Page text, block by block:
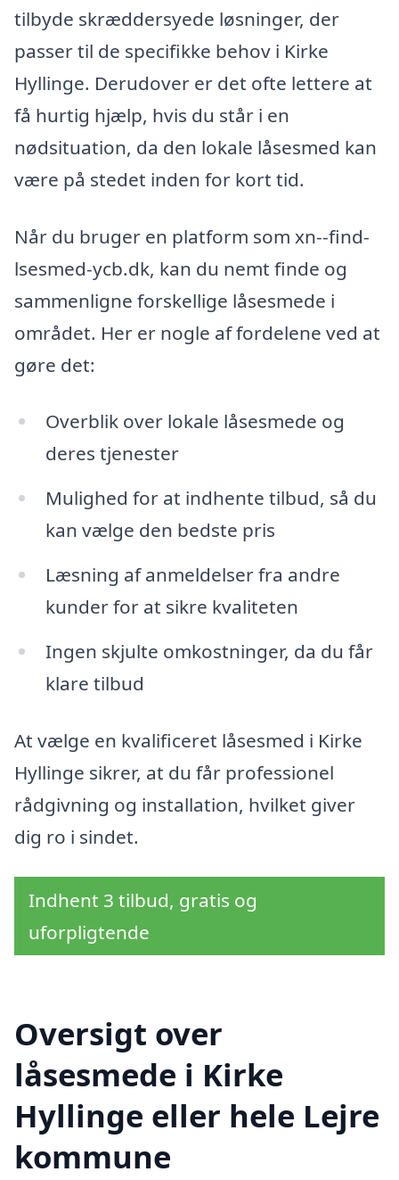
tilbyde skræddersyede løsninger, der
passer til de specifikke behov i Kirke
Hyllinge. Derudover er det ofte lettere at
få hurtig hjælp, hvis du står i en
nødsituation, da den lokale låsesmed kan
være på stedet inden for kort tid.
Når du bruger en platform som xn--find-
lsesmed-ycb.dk, kan du nemt finde og
sammenligne forskellige låsesmede i
området. Her er nogle af fordelene ved at
gøre det:
Overblik over lokale låsesmede og
deres tjenester
Mulighed for at indhente tilbud, så du
kan vælge den bedste pris
Læsning af anmeldelser fra andre
kunder for at sikre kvaliteten
Ingen skjulte omkostninger, da du får
klare tilbud
At vælge en kvalificeret låsesmed i Kirke
Hyllinge sikrer, at du får professionel
rådgivning og installation, hvilket giver
dig ro i sindet.
Indhent 3 tilbud, gratis og
uforpligtende
Oversigt over
låsesmede i Kirke
Hyllinge eller hele Lejre
kommune